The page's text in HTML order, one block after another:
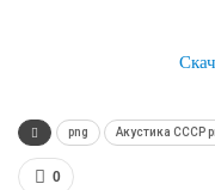
png Акустика СССР
0